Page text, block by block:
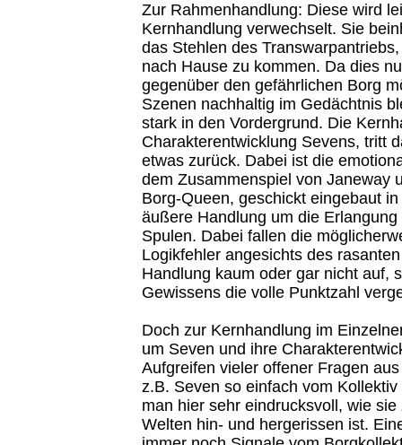
Zur Rahmenhandlung: Diese wird
Kernhandlung verwechselt. Sie
das Stehlen des
nach Hause zu kommen. Da dies
gegenüber den gefährlichen Borg
Szenen nachhaltig im Gedächtnis
stark in den Vordergrund. Die
Charakterentwicklung Sevens, tritt
etwas zurück. Dabei ist die
dem Zusammenspiel von Janeway
Borg-Queen, geschickt eingebaut
äußere Handlung um die Erlangung
Spulen. Dabei fallen die
Logikfehler angesichts des
Handlung kaum oder gar nicht auf,
Gewissens die volle Punktzahl
Doch zur Kernhandlung im
um Seven und ihre
Aufgreifen vieler offener Fragen aus
z.B. Seven so einfach vom
man hier sehr eindrucksvoll, wie
Welten hin- und hergerissen ist.